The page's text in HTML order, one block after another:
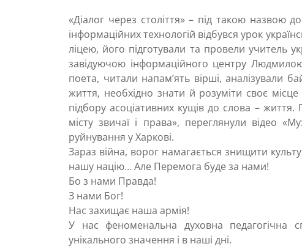
«Діалог через століття» – під такою назвою
інформаційних технологій відбувся урок
ліцею, його підготували та провели учитель
завідуючою інформаційного центру
поета, читали напам’ять вірші, аналізували
життя, необхідно знати й розуміти своє
підбору асоціативних кущів до слова –
місту звичаї і права», переглянули відео
руйнування у Харкові.
Зараз війна, ворог намагається знищити
нашу націю… Але Перемога буде за нами!
Бо з нами Правда!
З нами Бог!
Нас захищає наша армія!
У нас феноменальна духовна педагогічна
унікального значення і в наші дні.